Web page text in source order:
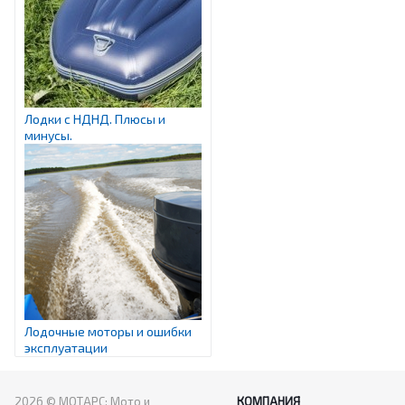
Лодки с НДНД. Плюсы и
минусы.
Лодочные моторы и ошибки
эксплуатации
2026 © МОТАРС: Мото и КОМПАНИЯ